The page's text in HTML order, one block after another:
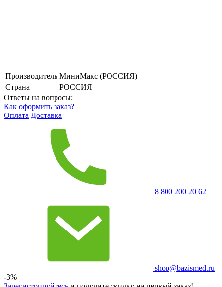
Производитель МиниМакс (РОССИЯ)
Страна
РОССИЯ
Ответы на вопросы:
Как оформить заказ?
Оплата Доставка
8 800 200 20 62
shop@bazismed.ru
-3%